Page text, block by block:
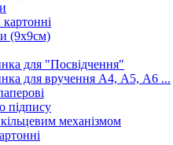
(9х9см)
для "Посвідчення"
для вручення А4, А5, А6 ...
підпису
механізмом